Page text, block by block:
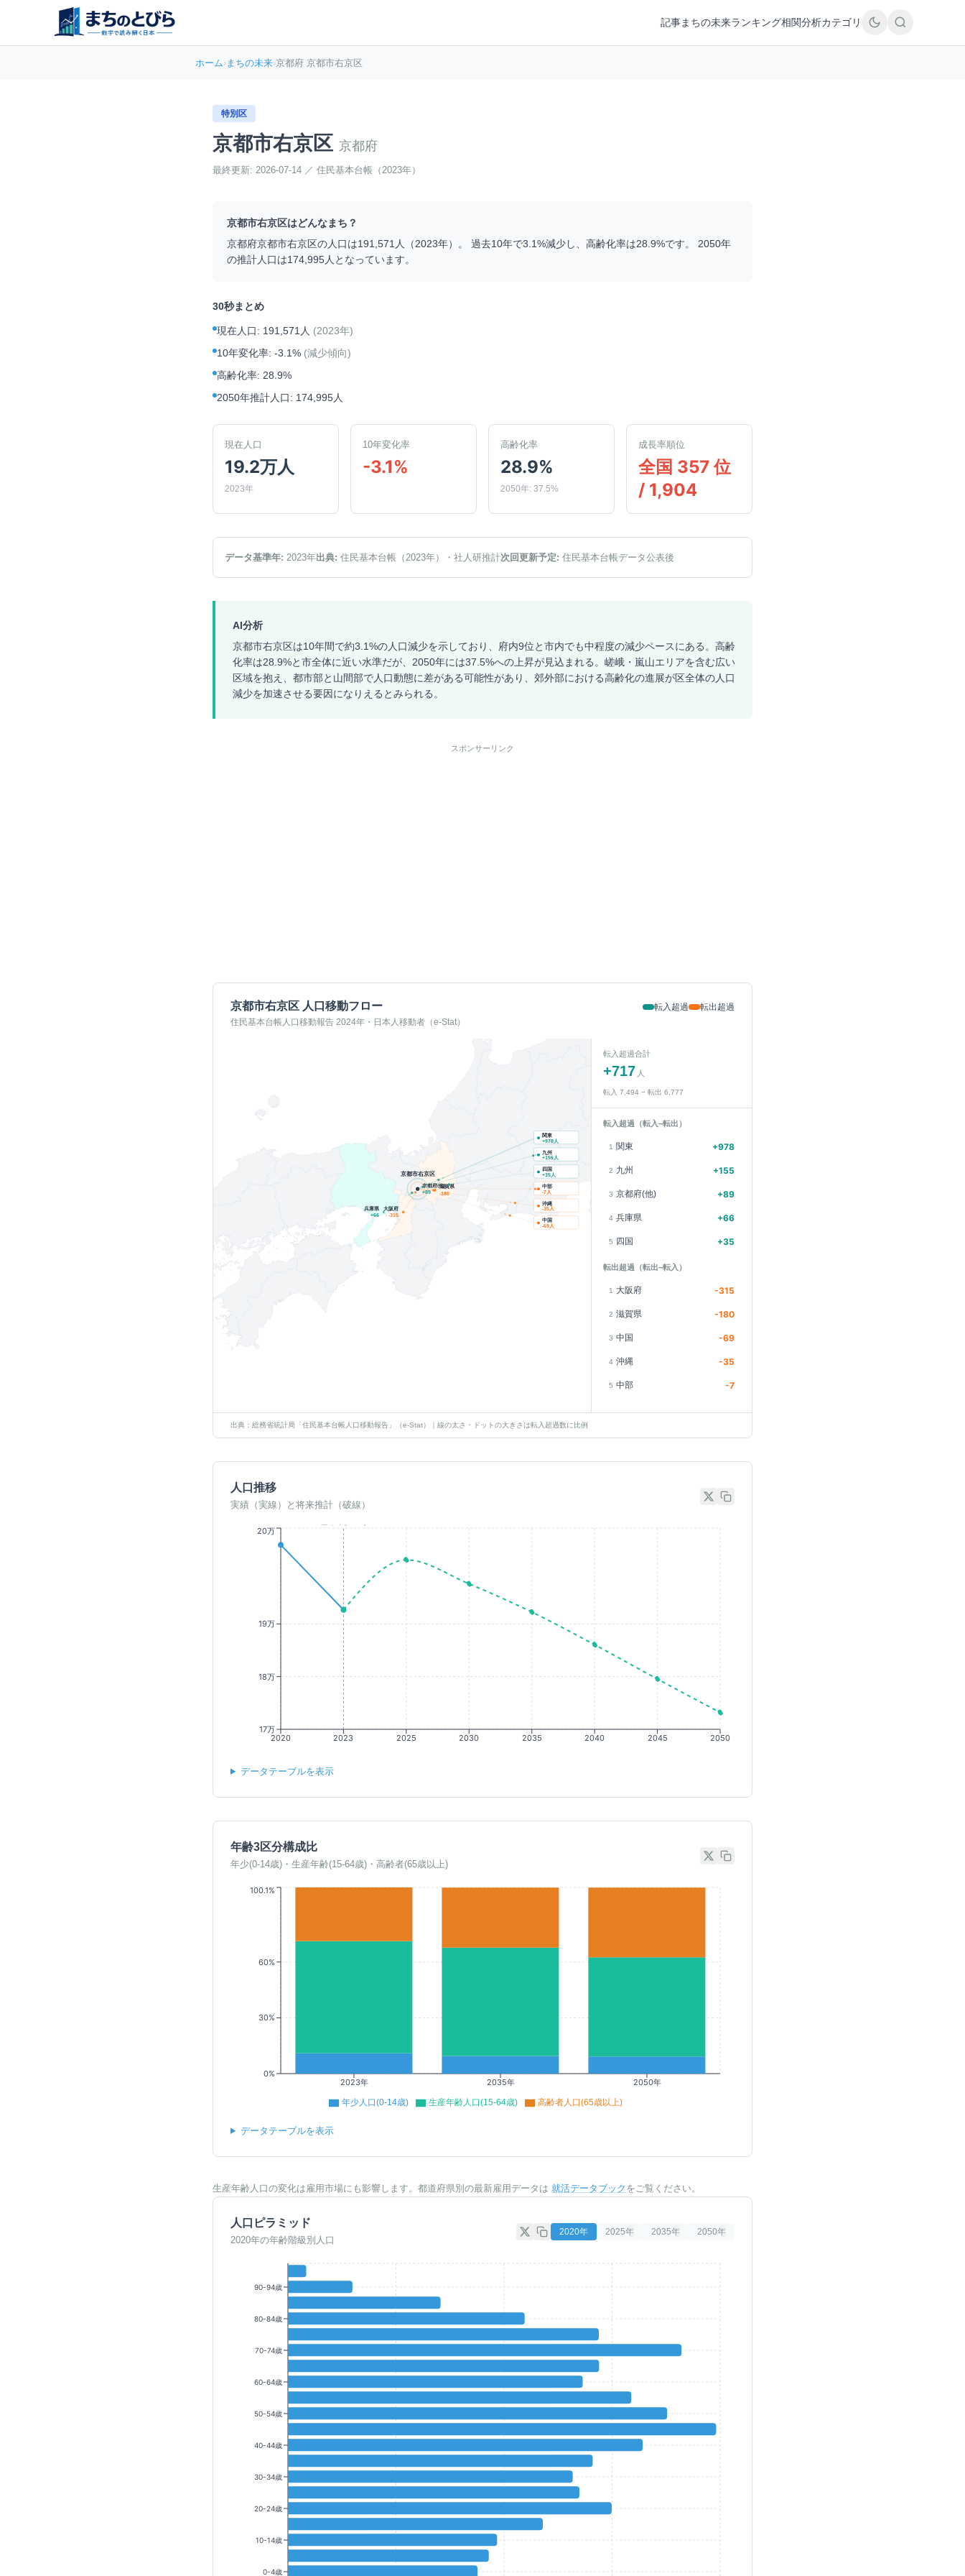
記事まちの未来ランキング相関分析カテゴリ
ホーム›まちの未来›京都府 京都市右京区
特別区
京都市右京区 京都府
最終更新: 2026-07-14 ／ 住民基本台帳（2023年）
京都市右京区はどんなまち？
京都府京都市右京区の人口は191,571 人（2023年）。 過去10年で3.1%減少し、高齢化率は28.9%です。 2050年
の推計人口は174,995人となっています。
30秒まとめ
現在人口: 191,571人 (2023年)
10年変化率: -3.1% (減少傾向)
高齢化率: 28.9%
2050年推計人口: 174,995人
現在人口
19.2万人
2023年
10年変化率
-3.1%
高齢化率
28.9%
2050年: 37.5%
成長率順位
全国 357 位
/ 1,904
データ基準年: 2023年出典: 住民基本台帳（2023年） ・社人研推計次回更新予定: 住民基本台帳データ公表後
AI分析
京都市右京区は10年間で約3.1%の人口減少を示しており、府内9位と市内でも中程度の減少ペースにある。高齢
化率は28.9%と市全体に近い水準だが、2050年には37.5%への上昇が見込まれる。嵯峨・嵐山エリアを含む広い
区域を抱え、都市部と山間部で人口動態に差がある可能性があり、郊外部における高齢化の進展が区全体の人口
減少を加速させる要因になりえるとみられる。
スポンサーリンク
京都市右京区 人口移動フロー
住民基本台帳人口移動報告 2024年・日本人移動者（e-Stat）
転入超過 転出超過
京都府(他)
+89
兵庫県
+66
滋賀県
-180
大阪府
-315
京都市右京区
関東
+978人
九州
+155人
四国
+35人
中部
-7人
沖縄
-35人
中国
-69人
転入超過合計
+717 人
転入 7,494 − 転出 6,777
転入超過（転入−転出）
1 関東 +978
2 九州 +155
3 京都府(他) +89
4 兵庫県 +66
5 四国 +35
転出超過（転出−転入）
1 大阪府 -315
2 滋賀県 -180
3 中国 -69
4 沖縄 -35
5 中部 -7
出典：総務省統計局「住民基本台帳人口移動報告」（e-Stat）｜線の太さ・ドットの大きさは転入超過数に比例
人口推移
実績（実線）と将来推計（破線）
2020 2023 2025 2030 2035 2040 2045 2050
17万
18万
19万
20万
データテーブルを表示
年齢3区分構成比
年少(0-14歳)・生産年齢(15-64歳)・高齢者(65歳以上)
2023年 2035年 2050年
0%
30%
60%
100.1%
年少人口(0-14歳) 生産年齢人口(15-64歳) 高齢者人口(65歳以上)
データテーブルを表示
生産年齢人口の変化は雇用市場にも影響します。都道府県別の最新雇用データは 就活データブック をご覧ください。
人口ピラミッド
2020年の年齢階級別人口
2020年 2025年 2035年 2050年
90-94歳
80-84歳
70-74歳
60-64歳
50-54歳
40-44歳
30-34歳
20-24歳
10-14歳
0-4歳